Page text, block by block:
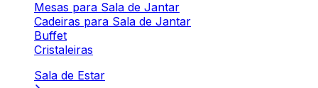
Mesas para Sala de Jantar
Cadeiras para Sala de Jantar
Buffet
Cristaleiras
Sala de Estar